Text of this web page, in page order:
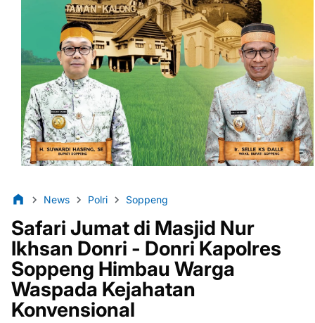
News Polri Soppeng
Safari Jumat di Masjid Nur
Ikhsan Donri - Donri Kapolres
Soppeng Himbau Warga
Waspada Kejahatan
Konvensional